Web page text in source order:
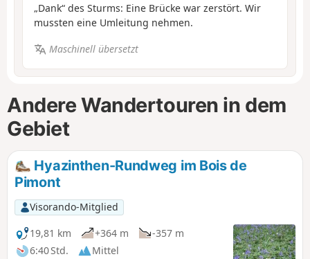
„Dank“ des Sturms: Eine Brücke war zerstört. Wir
mussten eine Umleitung nehmen.
Maschinell übersetzt
Andere Wandertouren in dem
Gebiet
Hyazinthen-Rundweg im Bois de
Pimont
Visorando-Mitglied
19,81 km
+364 m
-357 m
6:40 Std.
Mittel